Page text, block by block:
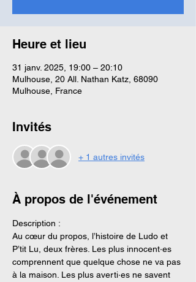
Heure et lieu
31 janv. 2025, 19:00 – 20:10
Mulhouse, 20 All. Nathan Katz, 68090
Mulhouse, France
Invités
+ 1 autres invités
À propos de l'événement
Description :
Au cœur du propos, l’histoire de Ludo et
P’tit Lu, deux frères. Les plus innocent·es
comprennent que quelque chose ne va pas
à la maison. Les plus averti·es ne savent